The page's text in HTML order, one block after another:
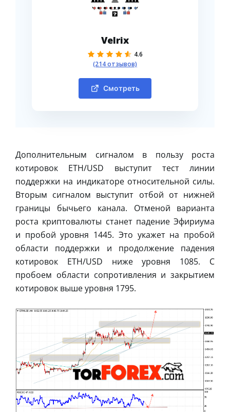
Velrix
4.6
(214 отзывов)
Смотреть
Дополнительным сигналом в пользу роста
котировок ETH/USD выступит тест линии
поддержки на индикаторе относительной силы.
Вторым сигналом выступит отбой от нижней
границы бычьего канала. Отменой варианта
роста криптовалюты станет падение Эфириума
и пробой уровня 1445. Это укажет на пробой
области поддержки и продолжение падения
котировок ETH/USD ниже уровня 1085. С
пробоем области сопротивления и закрытием
котировок выше уровня 1795.